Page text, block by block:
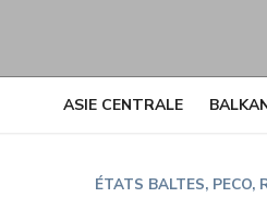
ASIE CENTRALE
ÉTATS BALTES, PECO,